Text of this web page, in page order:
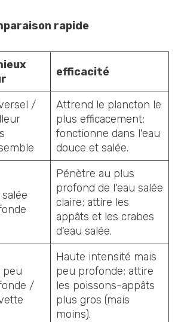
rapide
efficacité
/
Attrend le plancton le
plus efficacement;
fonctionne dans l'eau
douce et salée.
Pénètre au plus
profond de l'eau salée
claire; attire les
appâts et les crabes
d'eau salée.
peu
/
Haute intensité mais
peu profonde; attire
les poissons-appâts
plus gros (mais
moins).